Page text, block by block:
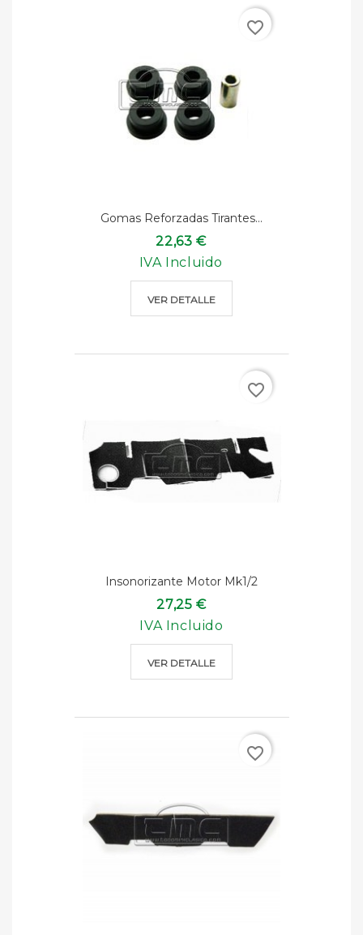
Gomas Reforzadas Tirantes...
22,63 €
IVA Incluido
VER DETALLE
favorite_border
Insonorizante Motor Mk1/2
27,25 €
IVA Incluido
VER DETALLE
favorite_border
favorite_border